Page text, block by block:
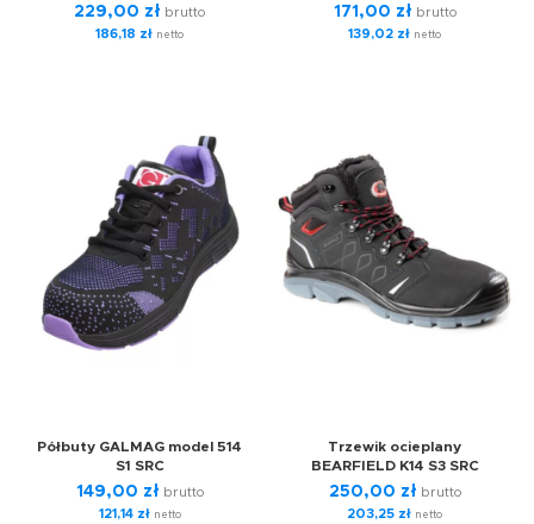
229,00 zł brutto
186,18 zł netto
171,00 zł brutto
139,02 zł netto
Półbuty GALMAG model 514
S1 SRC
149,00 zł brutto
121,14 złnetto
Trzewik ocieplany
BEARFIELD K14 S3 SRC
250,00 zł brutto
203,25 zł netto